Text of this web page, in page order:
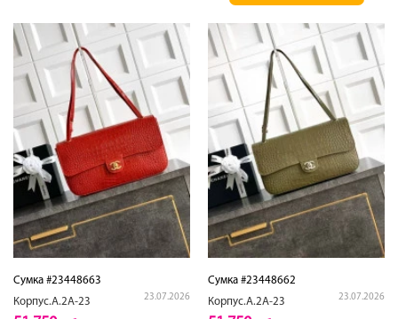
Сумка #23448663
Корпус.А.2А-23
23.07.2026
Сумка #23448662
Корпус.А.2А-23
23.07.2026